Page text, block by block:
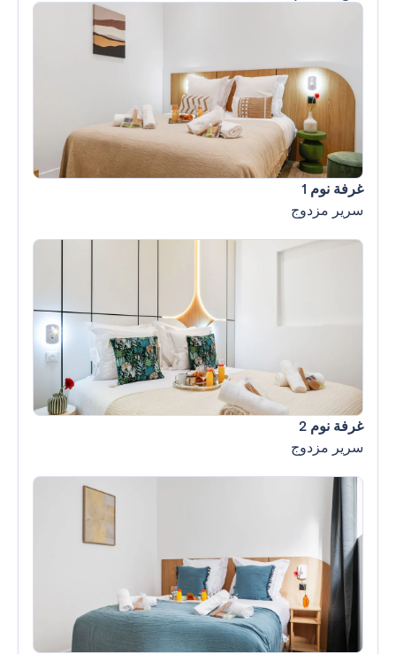
غرفة نوم 1
سرير مزدوج
غرفة نوم 2
سرير مزدوج